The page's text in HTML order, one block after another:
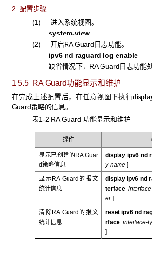
2. 配置步骤
(1) 进入系统视图。
system-view
(2) 开启RA Guard日志功能。
ipv6 nd raguard log enable
缺省情况下，RA Guard日志功能
1.5.5 RA Guard功能显示和维护
在完成上述配置后，在任意视图下执行
Guard策略的信息。
表1-2 RA Guard 功能显示和维护
操作
显示已创建的RA Guar
d策略信息
display ipv6 nd
y-name]
显示RA Guard的报文
统计信息
display ipv6 nd
terface
er]
清除RA Guard的报文
统计信息
reset ipv6 nd
rface interface-
]